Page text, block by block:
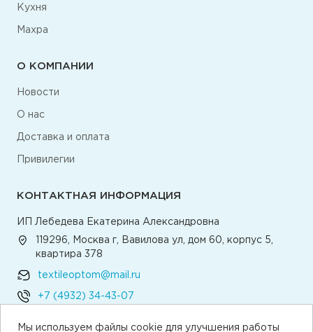
Мы используем файлы cookie для улучшения работы
Кухня
Махра
О КОМПАНИИ
Новости
О нас
Доставка и оплата
Привилегии
КОНТАКТНАЯ ИНФОРМАЦИЯ
ИП Лебедева Екатерина Александровна
119296, Москва г, Вавилова ул, дом 60, корпус 5,
квартира 378
textileoptom@mail.ru
+7 (4932) 34-43-07